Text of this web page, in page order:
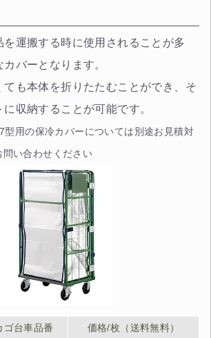
を運搬する時に使用されることが多
バーとなります。
ても本体を折りたたむことができ、そ
収納することが可能です。
用の保冷カバーについては別途お見積対
い合わせください
ゴ台車品番 価格/枚（送料無料）